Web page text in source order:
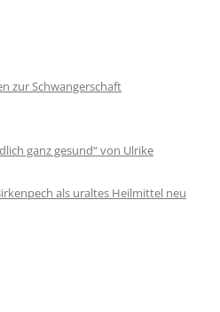
zur Schwangerschaft
ganz gesund“ von Ulrike
als uraltes Heilmittel neu